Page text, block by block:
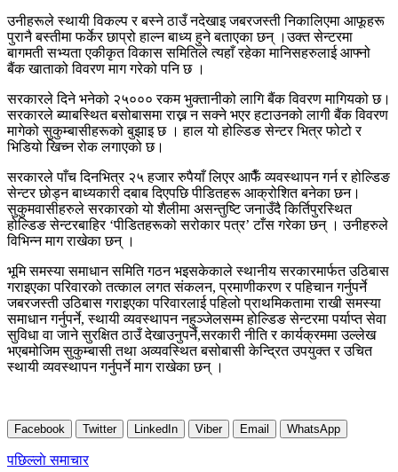
उनीहरूले स्थायी विकल्प र बस्ने ठाउँ नदेखाइ जबरजस्ती निकालिएमा आफूहरू
पुरानै बस्तीमा फर्केर छाप्रो हाल्न बाध्य हुने बताएका छन् ।उक्त सेन्टरमा
बागमती सभ्यता एकीकृत विकास समितिले त्यहाँ रहेका मानिसहरुलाई आफ्नो
बैंक खाताको विवरण माग गरेको पनि छ ।
सरकारले दिने भनेको २५००० रकम भुक्तानीको लागि बैंक विवरण मागियको छ।
सरकारले ब्याबस्थित बसोबासमा राख्न न सक्ने भएर हटाउनको लागी बैंक विवरण
मागेको सुकुम्बासीहरूको बुझाइ छ । हाल यो होल्डिङ सेन्टर भित्र फोटो र
भिडियो खिच्न रोक लगाएको छ।
सरकारले पाँच दिनभित्र २५ हजार रुपैयाँ लिएर आफैँ व्यवस्थापन गर्न र होल्डिङ
सेन्टर छोड्न बाध्यकारी दबाब दिएपछि पीडितहरू आक्रोशित बनेका छन।
सुकुमवासीहरुले सरकारको यो शैलीमा असन्तुष्टि जनाउँदै किर्तिपुरस्थित
होल्डिङ सेन्टरबाहिर ‘पीडितहरूको सरोकार पत्र’ टाँस गरेका छन् । उनीहरुले
विभिन्न माग राखेका छन् ।
भूमि समस्या समाधान समिति गठन भइसकेकाले स्थानीय सरकारमार्फत उठिबास
गराइएका परिवारको तत्काल लगत संकलन, प्रमाणीकरण र पहिचान गर्नुपर्ने
जबरजस्ती उठिबास गराइएका परिवारलाई पहिलो प्राथमिकतामा राखी समस्या
समाधान गर्नुपर्ने, स्थायी व्यवस्थापन नहुञ्जेलसम्म होल्डिङ सेन्टरमा पर्याप्त सेवा
सुविधा वा जाने सुरक्षित ठाउँ देखाउनुपर्ने,सरकारी नीति र कार्यक्रममा उल्लेख
भएबमोजिम सुकुम्बासी तथा अव्यवस्थित बसोबासी केन्द्रित उपयुक्त र उचित
स्थायी व्यवस्थापन गर्नुपर्ने माग राखेका छन् ।
Facebook Twitter LinkedIn Viber Email WhatsApp
Post
पछिल्लाे समाचार